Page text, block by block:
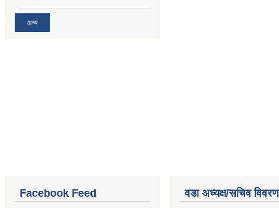
अन्य
Facebook Feed वडा अध्यक्ष/सचिव विवरण